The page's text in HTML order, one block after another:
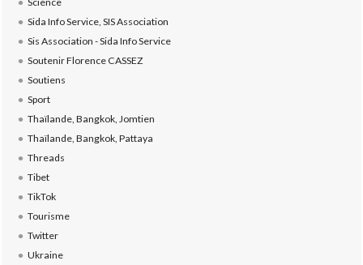
Sida Info Service, SIS Association
Sis Association - Sida Info Service
Soutenir Florence CASSEZ
Soutiens
Sport
Thaïlande, Bangkok, Jomtien
Thaïlande, Bangkok, Pattaya
Threads
Tibet
TikTok
Tourisme
Twitter
Ukraine